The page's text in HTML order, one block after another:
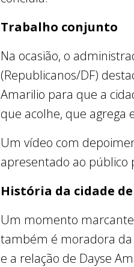
Trabalho conjunto
Na ocasião, o
(Republicanos/DF)
Amarilio para que a
que acolhe, que
Um vídeo com
apresentado ao público
História da cidade
Um momento
também é moradora
e a relação de Dayse